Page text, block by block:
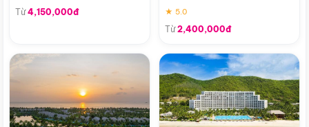
Từ4,150,000đ
★ 5.0
Từ2,400,000đ